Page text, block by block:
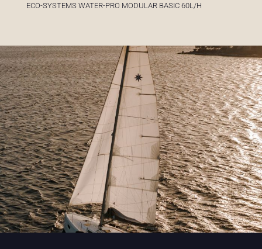
ECO-SYSTEMS WATER-PRO MODULAR BASIC 60L/H